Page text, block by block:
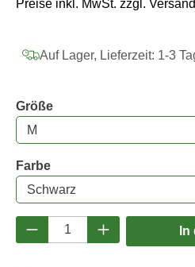
Preise inkl. MwSt. zzgl.
Auf Lager, Lieferzeit: 1-3
Größeauswählen
Farbeauswählen
Produkt Anzahl: Gib